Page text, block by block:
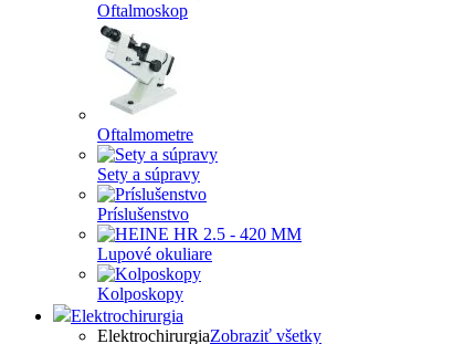
Oftalmoskop
Oftalmometre
Sety a súpravy
Príslušenstvo
Lupové okuliare
Kolposkopy
Elektrochirurgia
ElektrochirurgiaZobraziť všetky